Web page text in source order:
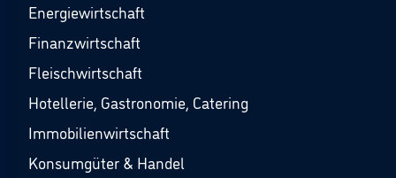
Energiewirtschaft
Finanzwirtschaft
Fleischwirtschaft
Hotellerie, Gastronomie, Catering
Immobilienwirtschaft
Konsumgüter & Handel